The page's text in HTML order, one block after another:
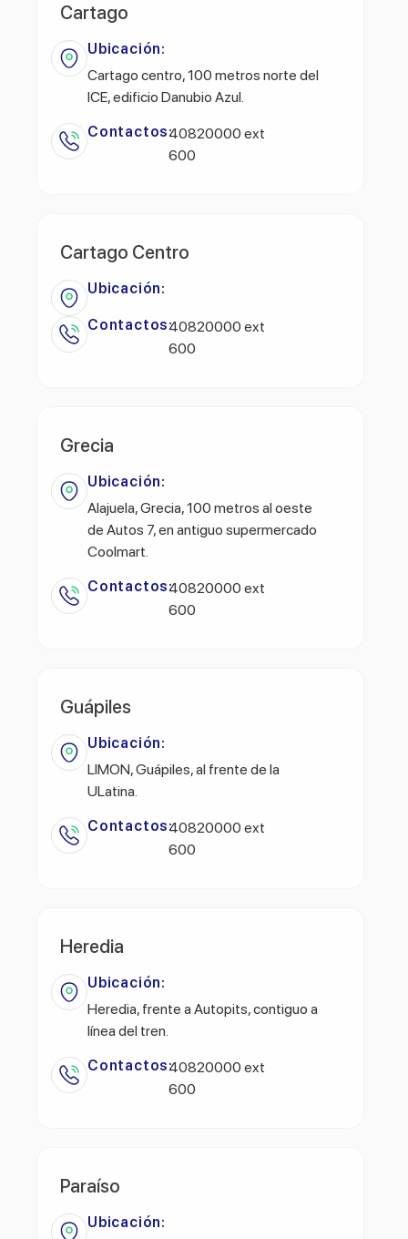
Cartago
Ubicación:
Cartago centro, 100 metros norte del
ICE, edificio Danubio Azul.
Contactos:40820000 ext
600
Cartago Centro
Ubicación:
Contactos:40820000 ext
600
Grecia
Ubicación:
Alajuela, Grecia, 100 metros al oeste
de Autos 7, en antiguo supermercado
Coolmart.
Contactos:40820000 ext
600
Guápiles
Ubicación:
LIMON, Guápiles, al frente de la
ULatina.
Contactos:40820000 ext
600
Heredia
Ubicación:
Heredia, frente a Autopits, contiguo a
línea del tren.
Contactos:40820000 ext
600
Paraíso
Ubicación: